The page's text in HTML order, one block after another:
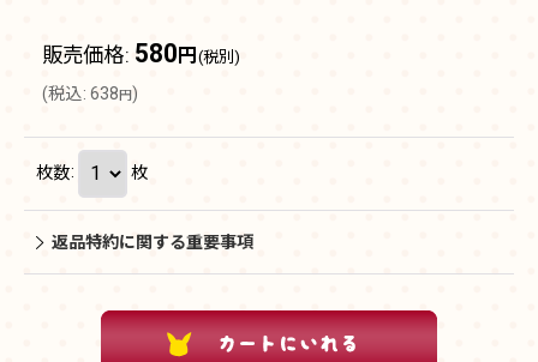
販売価格: 580 円 (税別)
(税込: 638円)
枚数: 枚
返品特約に関する重要事項